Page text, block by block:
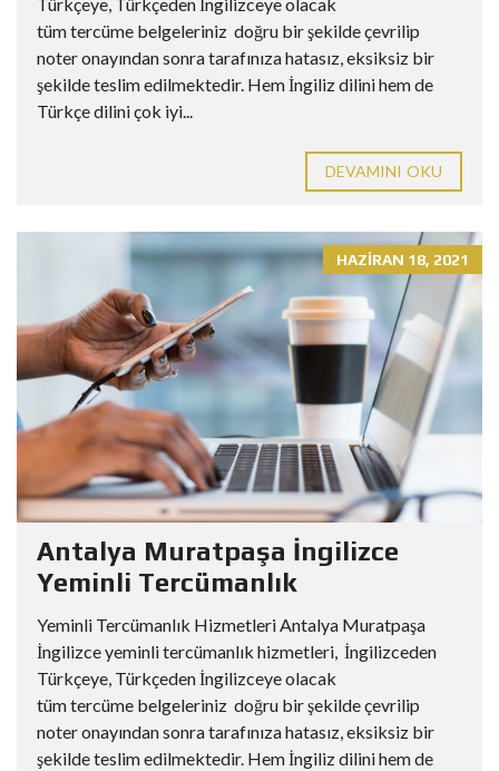
tüm tercüme belgeleriniz doğru bir şekilde çevrilip
noter onayından sonra tarafınıza hatasız, eksiksiz bir
şekilde teslim edilmektedir. Hem İngiliz dilini hem de
Türkçe dilini çok iyi...
DEVAMINI OKU
HAZIRAN 18, 2021
Antalya Muratpaşa İngilizce
Yeminli Tercümanlık
Yeminli Tercümanlık Hizmetleri Antalya Muratpaşa
İngilizce yeminli tercümanlık hizmetleri, İngilizceden
Türkçeye, Türkçeden İngilizceye olacak
tüm tercüme belgeleriniz doğru bir şekilde çevrilip
noter onayından sonra tarafınıza hatasız, eksiksiz bir
şekilde teslim edilmektedir. Hem İngiliz dilini hem de